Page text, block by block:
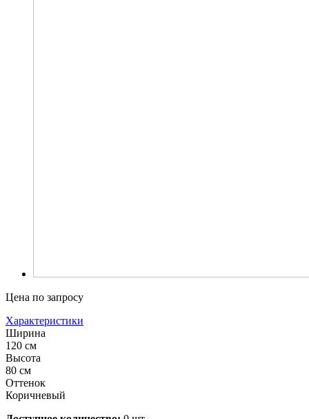
Цена по запросу
Характеристики
Ширина
120 см
Высота
80 см
Оттенок
Коричневый